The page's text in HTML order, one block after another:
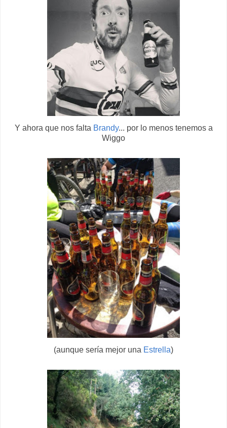
Y ahora que nos falta Brandy... por lo menos tenemos a
Wiggo
(aunque sería mejor una Estrella)